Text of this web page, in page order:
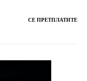
СЕ ПРЕТПЛАТИТЕ